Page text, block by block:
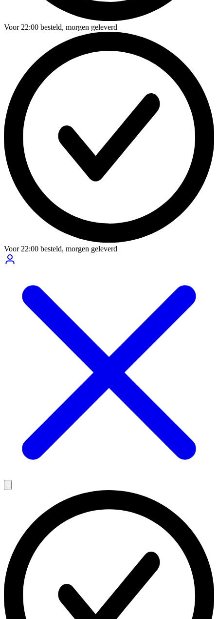
Voor22:00 besteld, morgen geleverd
Voor22:00 besteld, morgen geleverd